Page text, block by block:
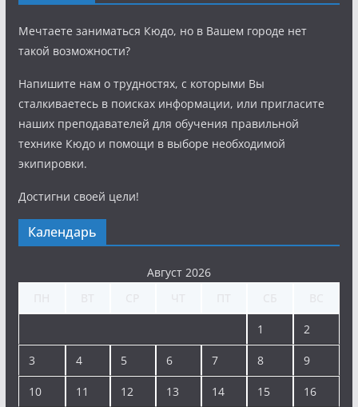
Мечтаете заниматься Кюдо, но в Вашем городе нет
такой возможности?
Напишите нам о трудностях, с которыми Вы
сталкиваетесь в поисках информации, или пригласите
наших преподавателей для обучения правильной
технике Кюдо и помощи в выборе необходимой
экипировки.
Достигни своей цели!
Календарь
Август 2026
1 2
3 4 5 6 7 8 9
10 11 12 13 14 15 16